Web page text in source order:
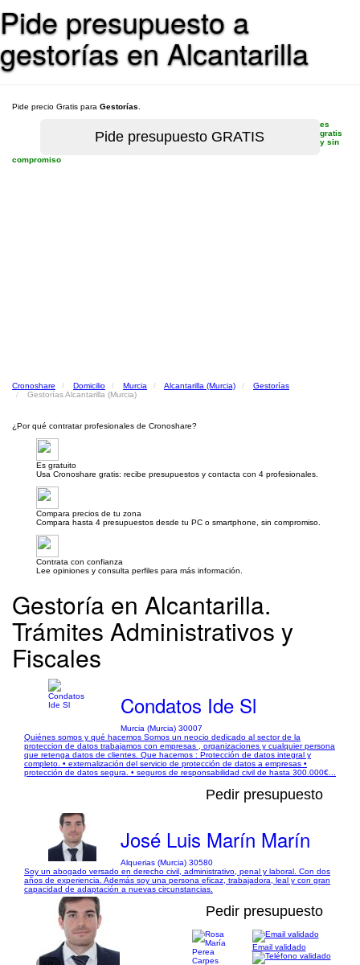
Pide presupuesto a
gestorías en Alcantarilla
Pide precio Gratis para Gestorías
es
gratis
y sin
compromiso
Cronoshare Domicilio Murcia Alcantarilla (Murcia)
Gestorías
Gestorías Alcantarilla (Murcia)
¿Por qué contratar profesionales de Cronoshare?
Es gratuito
Usa Cronoshare gratis: recibe presupuestos y contacta con 4 profesionales.
Compara precios de tu zona
Compara hasta 4 presupuestos desde tu PC o smartphone, sin compromiso.
Contrata con confianza
Lee opiniones y consulta perfiles para más información.
Gestoría en Alcantarilla.
Trámites Administrativos y
Fiscales
Condatos Ide Sl
Murcia (Murcia) 30007
Quiénes somos y qué hacemos Somos un neocio dedicado al sector de la
proteccion de datos trabajamos con empresas , organizaciones y cualquier persona
que retenga datos de clientes. Que hacemos : Protección de datos integral y
completo. • externalización del servicio de protección de datos a empresas •
protección de datos segura. • seguros de responsabilidad civil de hasta 300.000€...
Pedir presupuesto
José Luis Marín Marín
Alquerias (Murcia) 30580
Soy un abogado versado en derecho civil, administrativo, penal y laboral. Con dos
años de experiencia. Además soy una persona eficaz, trabajadora, leal y con gran
capacidad de adaptación a nuevas circunstancias.
Pedir presupuesto
Email validado